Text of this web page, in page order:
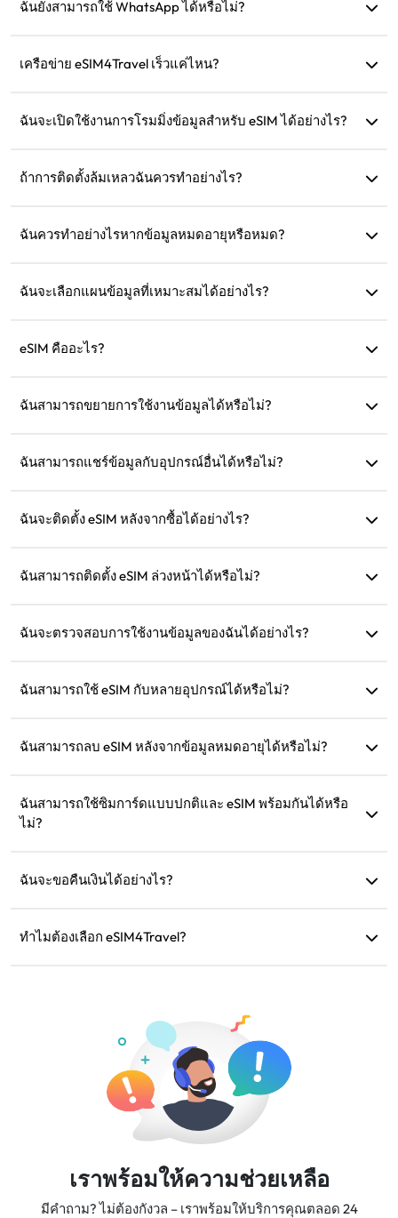
บนเว็บไซต์หลังจากการซื้อ
ฉันยังสามารถใช้ WhatsApp ได้หรือไม่?
เครือข่าย eSIM4Travel เร็วแค่ไหน?
สินค้า ความแข็งแกร่งของเครือข่ายขึ้นอยู่กับผู้ให้บริการในพื้นที่
ฉันจะเปิดใช้งานการโรมมิ่งข้อมูลสำหรับ eSIM ได้อย่างไร?
'บริการมือถือ' และเปิดใช้งาน 'การโรมมิ่งข้อมูล'
ถ้าการติดตั้งล้มเหลวฉันควรทำอย่างไร?
ไม่ เนื่องจาก eSIM แต่ละตัวสามารถติดตั้งได้เพียงครั้งเดียว หาก
ฉันควรทำอย่างไรหากข้อมูลหมดอายุหรือหมด?
ฉันจะเลือกแผนข้อมูลที่เหมาะสมได้อย่างไร?
10GB, 20GB)/30 วัน คุณสามารถเลือกตามความต้องการของ
eSIM คืออะไร?
จากดาวน์โหลดและติดตั้งแล้ว คุณสามารถใช้งานเพื่อเชื่อมต่อ
ฉันสามารถขยายการใช้งานข้อมูลได้หรือไม่?
จากแผนปัจจุบันหมดอายุ
ฉันสามารถแชร์ข้อมูลกับอุปกรณ์อื่นได้หรือไม่?
ข้อมูลจะเหมือนกับในโทรศัพท์ของคุณ
ฉันจะติดตั้ง eSIM หลังจากซื้อได้อย่างไร?
การติดตั้ง
ฉันสามารถติดตั้ง eSIM ล่วงหน้าได้หรือไม่?
สามารถใช้งานได้ทันทีเมื่อมาถึง
ฉันจะตรวจสอบการใช้งานข้อมูลของฉันได้อย่างไร?
บนเว็บไซต์
ฉันสามารถใช้ eSIM กับหลายอุปกรณ์ได้หรือไม่?
ติดต่อฝ่ายบริการลูกค้าสำหรับการโอนย้าย
ฉันสามารถลบ eSIM หลังจากข้อมูลหมดอายุได้หรือไม่?
อนาคตไปยังภูมิภาคเดิม
ฉันสามารถใช้ซิมการ์ดแบบปกติและ eSIM พร้อมกันได้หรือ
ไม่?
ธรรมเนียมโรมมิ่งเพิ่มเติมจากซิมการ์ดแบบปกติ
ฉันจะขอคืนเงินได้อย่างไร?
มีปัญหาทางเทคนิค คุณสามารถขอคืนเงินได้ การคืนเงินจะถูก
ทำไมต้องเลือก eSIM4Travel?
เราพร้อมให้ความช่วยเหลือ
มีคำถาม? ไม่ต้องกังวล – เราพร้อมให้บริการคุณตลอด 24